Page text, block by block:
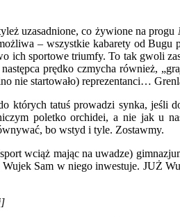
uzasadnione, co żywione na progu
– wszystkie kabarety od
sportowe triumfy. To tak gwoli
prędko czmycha również,
nie startowało) reprezentanci…
tatuś prowadzi synka, jeśli
poletko orchidei, a nie jak u
bo wstyd i tyle. Zostawmy.
wciąż mając na uwadze)
Sam w niego inwestuje. JUŻ